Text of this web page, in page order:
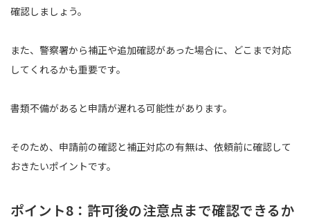
確認しましょう。
また、警察署から補正や追加確認があった場合に、どこまで対応
してくれるかも重要です。
書類不備があると申請が遅れる可能性があります。
そのため、申請前の確認と補正対応の有無は、依頼前に確認して
おきたいポイントです。
ポイント8：許可後の注意点まで確認できるか